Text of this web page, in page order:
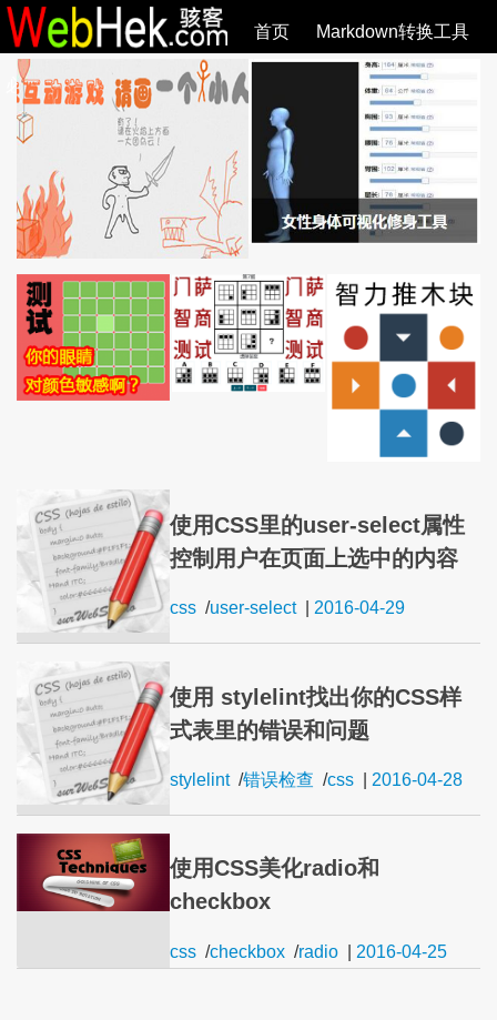
首页 Markdown转换工具
必观作品 SVG教程 SVG手册 全部文章
使用CSS里的user-select属性
控制用户在页面上选中的内容
css /user-select 2016-04-29
使用 stylelint找出你的CSS样
式表里的错误和问题
stylelint /错误检查 /css 2016-04-28
使用CSS美化radio和
checkbox
css /checkbox /radio 2016-04-25